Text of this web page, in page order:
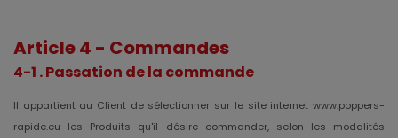
Article 4 - Commandes
4-1 . Passation de la commande
Il appartient au Client de sélectionner sur le site internet www.poppers-
rapide.eu les Produits qu'il désire commander, selon les modalités